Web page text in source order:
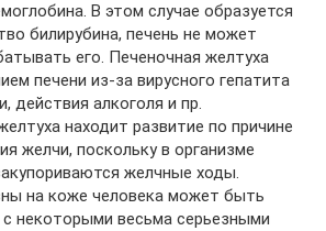
В этом случае образуется
билирубина, печень не может
его. Печеночная желтуха
печени из-за вирусного гепатита
действия алкоголя и пр.
находит развитие по причине
желчи, поскольку в организме
желчные ходы.
на коже человека может быть
некоторыми весьма серьезными